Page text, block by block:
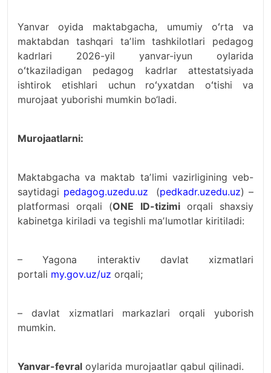
Yanvar oyida maktabgacha, umumiy oʻrta va
maktabdan tashqari taʼlim tashkilotlari pedagog
kadrlari 2026-yil yanvar-iyun oylarida
oʻtkaziladigan pedagog kadrlar attestatsiyada
ishtirok etishlari uchun
roʻyxatdan oʻtishi va
murojaat yuborishi mumkin bo‘ladi.
Murojaatlarni:
Maktabgacha va maktab taʼlimi vazirligining veb-
saytidagi pedagog.uzedu.uz (pedkadr.uzedu.uz) –
platformasi orqali (ONE ID-tizimiorqali shaxsiy
kabinetga kiriladi va tegishli maʼlumotlar kiritiladi:
– Yagona interaktiv davlat xizmatlari
portali my.gov.uz/uz orqali;
– davlat xizmatlari markazlari orqali yuborish
mumkin.
Yanvar-fevral oylarida murojaatlar qabul qilinadi.